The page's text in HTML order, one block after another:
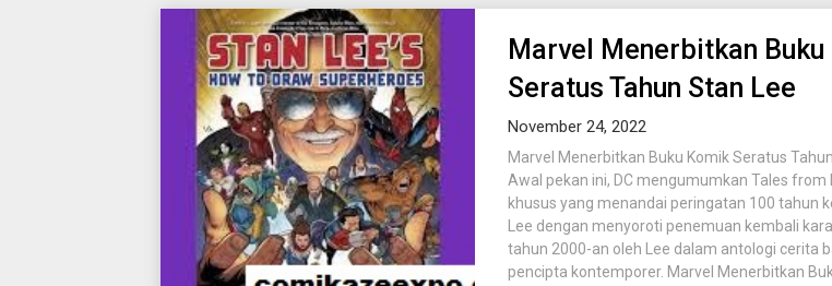
Marvel Menerbitkan
Seratus Tahun Stan Lee
November 24, 2022
Marvel Menerbitkan Buku Komik Seratus
Awal pekan ini, DC mengumumkan Tales from
khusus yang menandai peringatan 100 tahun
Lee dengan menyoroti penemuan kembali
tahun 2000-an oleh Lee dalam antologi cerita
pencipta kontemporer. Marvel Menerbitkan